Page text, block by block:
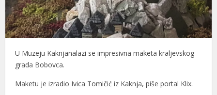
U Muzeju Kaknjanalazi se impresivna maketa kraljevskog
grada Bobovca.
Maketu je izradio Ivica Tomičić iz Kaknja, piše portal Klix.